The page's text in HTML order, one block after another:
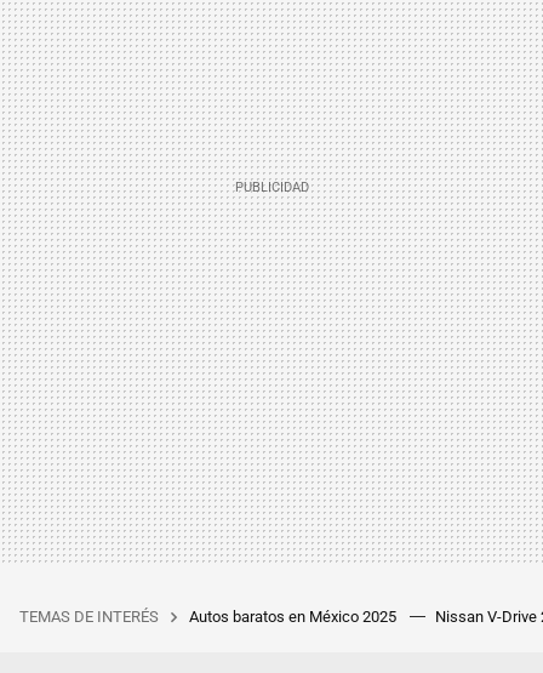
TEMAS DE INTERÉS Autos baratos en México 2025 Nissan V-Drive